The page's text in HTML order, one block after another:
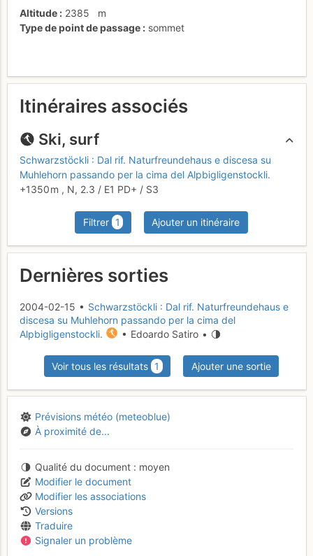
Altitude 2385
m
Type de point de passage
sommet
Itinéraires associés
Ski, surf
Schwarzstöckli : Dal rif. Naturfreundehaus e discesa su
Muhlehorn passando per la cima del Alpbigligenstockli.
+1350 m , N, 2.3 / E1 PD+ / S3
Filtrer 1 Ajouter un itinéraire
Dernières sorties
2004-02-15 • Schwarzstöckli : Dal rif. Naturfreundehaus e
discesa su Muhlehorn passando per la cima del
Alpbigligenstockli.
• Edoardo Satiro •
Voir tous les résultats 1 Ajouter une sortie
Prévisions météo (meteoblue)
À proximité de...
Qualité du document
moyen
Modifier le document
Modifier les associations
Versions
Traduire
Signaler un problème